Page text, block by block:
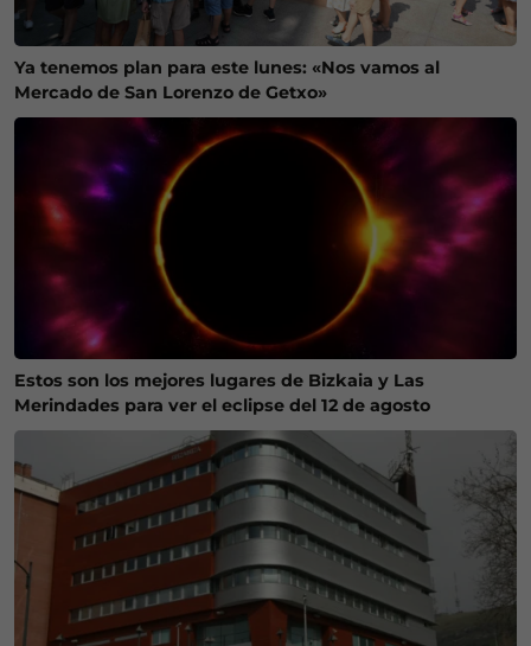
Ya tenemos plan para este lunes: «Nos vamos al
Mercado de San Lorenzo de Getxo»
Estos son los mejores lugares de Bizkaia y Las
Merindades para ver el eclipse del 12 de agosto